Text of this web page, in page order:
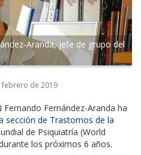
Aranda, jefe de grupo del
febrero de 2019
Fernández-Aranda ha
sección de Trastornos de la
de Psiquiatría (World
los próximos 6 años.